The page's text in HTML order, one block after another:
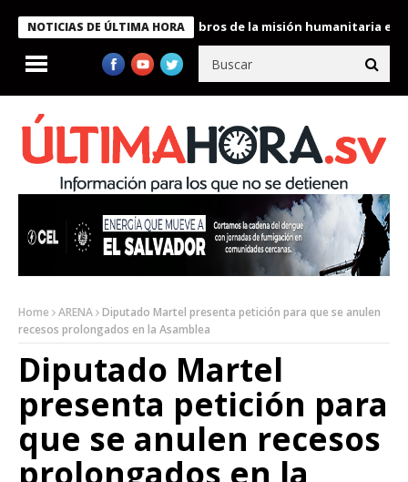
NOTICIAS DE ÚLTIMA HORA
Bukele condecora a miembros de la misión humanitaria enviada
Home ARENA Diputado Martel presenta petición para que se anulen
recesos prolongados en la Asamblea
Diputado Martel
presenta petición para
que se anulen recesos
prolongados en la